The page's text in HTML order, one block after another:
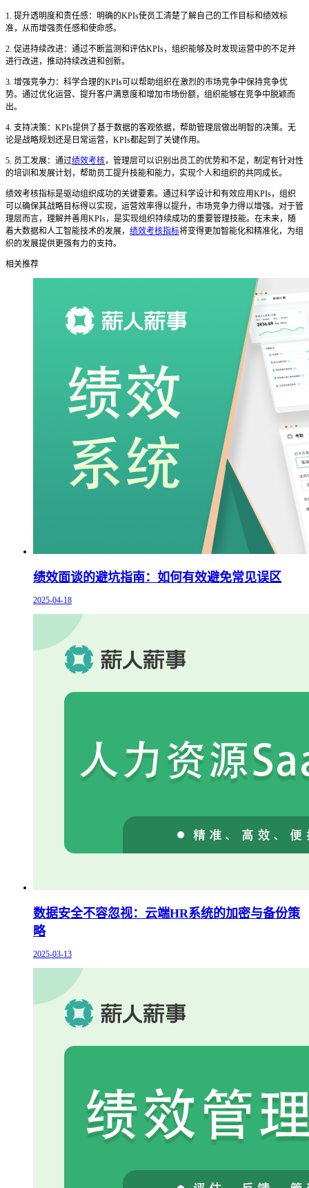
1. 提升透明度和责任感：明确的KPIs使员工清楚了解自己的工作目标和绩效标
准，从而增强责任感和使命感。
2. 促进持续改进：通过不断监测和评估KPIs，组织能够及时发现运营中的不足并
进行改进，推动持续改进和创新。
3. 增强竞争力：科学合理的KPIs可以帮助组织在激烈的市场竞争中保持竞争优
势。通过优化运营、提升客户满意度和增加市场份额，组织能够在竞争中脱颖而
出。
4. 支持决策：KPIs提供了基于数据的客观依据，帮助管理层做出明智的决策。无
论是战略规划还是日常运营，KPIs都起到了关键作用。
5. 员工发展：通过绩效考核，管理层可以识别出员工的优势和不足，制定有针对性
的培训和发展计划，帮助员工提升技能和能力，实现个人和组织的共同成长。
绩效考核指标是驱动组织成功的关键要素。通过科学设计和有效应用KPIs，组织
可以确保其战略目标得以实现，运营效率得以提升，市场竞争力得以增强。对于管
理层而言，理解并善用KPIs，是实现组织持续成功的重要管理技能。在未来，随
着大数据和人工智能技术的发展， 绩效考核指标将变得更加智能化和精准化，为组
织的发展提供更强有力的支持。
相关推荐
绩效面谈的避坑指南：如何有效避免常见误区
2025-04-18
数据安全不容忽视：云端HR系统的加密与备份策
略
2025-03-13